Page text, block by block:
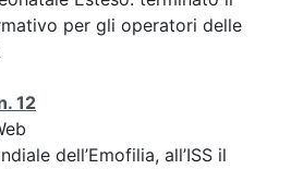
per gli operatori delle
12
dell’Emofilia, all’ISS il